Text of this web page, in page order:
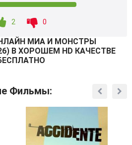
2 0
МИА И МОНСТРЫ
В ХОРОШЕМ HD КАЧЕСТВЕ
Фильмы: